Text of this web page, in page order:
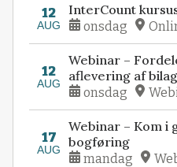
12
AUG
InterCount
onsdag
12
AUG
Webinar –
aflevering af bilag
onsdag
17
AUG
Webinar – Kom i
bogføring
mandag